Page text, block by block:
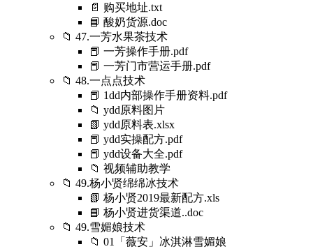
📄 购买地址.txt
📘 酸奶货源.doc
📁 47.一芳水果茶技术
📕 一芳操作手册.pdf
📕 一芳门市营运手册.pdf
📁 48.一点点技术
📕 1dd内部操作手册资料.pdf
📁 ydd原料图片
📗 ydd原料表.xlsx
📕 ydd实操配方.pdf
📕 ydd设备大全.pdf
📁 视频辅助教学
📁 49.杨小贤绵绵冰技术
📗 杨小贤2019最新配方.xls
📘 杨小贤进货渠道..doc
📁 49.雪媚娘技术
📁 01「薇安」冰淇淋雪媚娘